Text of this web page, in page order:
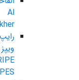
Al
رایپ
ویپز